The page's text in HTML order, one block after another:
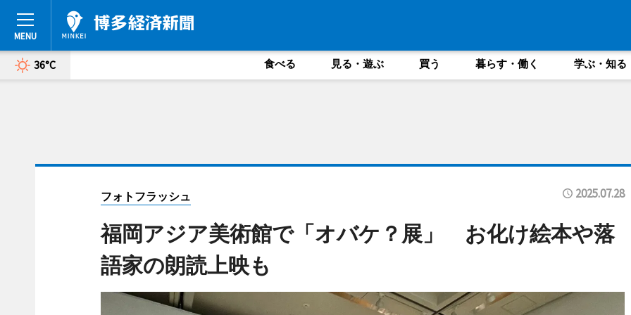
36°C 食べる 見る・遊ぶ 買う 暮らす・働く 学ぶ・知る
フォトフラッシュ 2025.07.28
福岡アジア美術館で「オバケ？展」 お化け絵本や落
語家の朗読上映も